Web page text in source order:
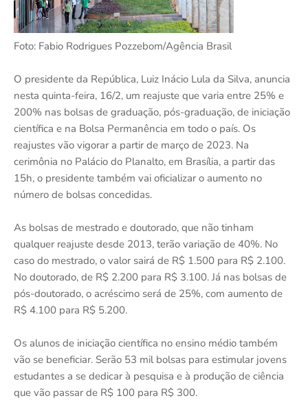
Foto: Fabio Rodrigues Pozzebom/Agência Brasil
O presidente da República, Luiz Inácio Lula da Silva, anuncia
nesta quinta-feira, 16/2, um reajuste que varia entre 25% e
200% nas bolsas de graduação, pós-graduação, de iniciação
científica e na Bolsa Permanência em todo o país. Os
reajustes vão vigorar a partir de março de 2023. Na
cerimônia no Palácio do Planalto, em Brasília, a partir das
15h, o presidente também vai oficializar o aumento no
número de bolsas concedidas.
As bolsas de mestrado e doutorado, que não tinham
qualquer reajuste desde 2013, terão variação de 40%. No
caso do mestrado, o valor sairá de R$ 1.500 para R$ 2.100.
No doutorado, de R$ 2.200 para R$ 3.100. Já nas bolsas de
pós-doutorado, o acréscimo será de 25%, com aumento de
R$ 4.100 para R$ 5.200.
Os alunos de iniciação científica no ensino médio também
vão se beneficiar. Serão 53 mil bolsas para estimular jovens
estudantes a se dedicar à pesquisa e à produção de ciência
que vão passar de R$ 100 para R$ 300.